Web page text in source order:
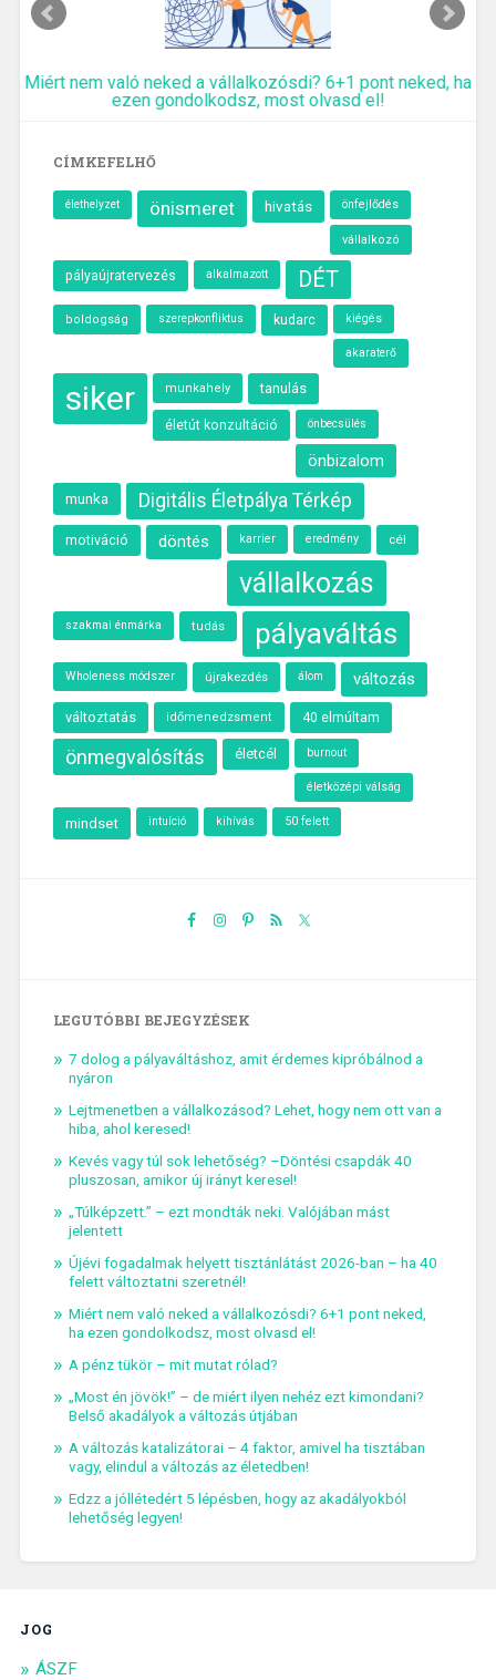
Miért nem való neked a vállalkozósdi? 6+1 pont neked, ha
ezen gondolkodsz, most olvasd el!
CÍMKEFELHŐ
élethelyzet önismeret hivatás önfejlődés
vállalkozó
pályaújratervezés alkalmazott DÉT
boldogság szerepkonfliktus kudarc kiégés
akaraterő
siker munkahely tanulás
életút konzultáció önbecsülés
önbizalom
munka Digitális Életpálya Térkép
motiváció döntés karrier eredmény cél
vállalkozás
szakmai énmárka tudás pályaváltás
Wholeness módszer újrakezdés álom változás
változtatás időmenedzsment 40 elmúltam
önmegvalósítás életcél burnout
életközépi válság
mindset intuíció kihívás 50 felett
LEGUTÓBBI BEJEGYZÉSEK
7 dolog a pályaváltáshoz, amit érdemes kipróbálnod a
nyáron
Lejtmenetben a vállalkozásod? Lehet, hogy nem ott van a
hiba, ahol keresed!
Kevés vagy túl sok lehetőség? –Döntési csapdák 40
pluszosan, amikor új irányt keresel!
„Túlképzett.” – ezt mondták neki. Valójában mást
jelentett
Újévi fogadalmak helyett tisztánlátást 2026-ban – ha 40
felett változtatni szeretnél!
Miért nem való neked a vállalkozósdi? 6+1 pont neked,
ha ezen gondolkodsz, most olvasd el!
A pénz tükör – mit mutat rólad?
„Most én jövök!” – de miért ilyen nehéz ezt kimondani?
Belső akadályok a változás útjában
A változás katalizátorai – 4 faktor, amivel ha tisztában
vagy, elindul a változás az életedben!
Edzz a jóllétedért 5 lépésben, hogy az akadályokból
lehetőség legyen!
JOG
ÁSZF